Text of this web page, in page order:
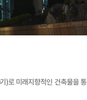
)로 미래지향적인 건축물을